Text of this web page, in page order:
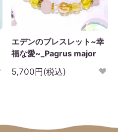
エデンのブレスレット~幸
福な愛~_Pagrus major
5,700円(税込)